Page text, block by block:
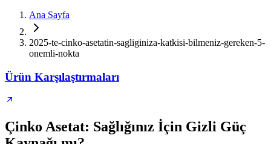
Ana Sayfa
2025-te-cinko-asetatin-sagliginiza-katkisi-bilmeniz-gereken-5-
onemli-nokta
Ürün Karşılaştırmaları
Çinko Asetat: Sağlığınız İçin Gizli Güç